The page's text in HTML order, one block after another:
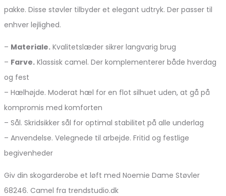
pakke. Disse støvler tilbyder et elegant udtryk. Der passer til
enhver lejlighed.
– Materiale. Kvalitetslæder sikrer langvarig brug
– Farve. Klassisk camel. Der komplementerer både hverdag
og fest
– Hælhøjde. Moderat hæl for en flot silhuet uden, at gå på
kompromis med komforten
– Sål. Skridsikker sål for optimal stabilitet på alle underlag
– Anvendelse. Velegnede til arbejde. Fritid og festlige
begivenheder
Giv din skogarderobe et løft med Noemie Dame Støvler
68246. Camel fra trendstudio.dk